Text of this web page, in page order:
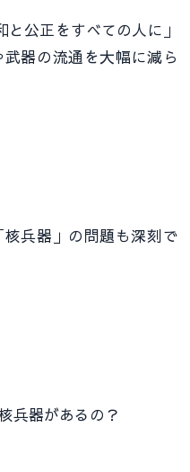
公正をすべての人に」
器の流通を大幅に減ら
兵器」の問題も深刻で
兵器があるの？